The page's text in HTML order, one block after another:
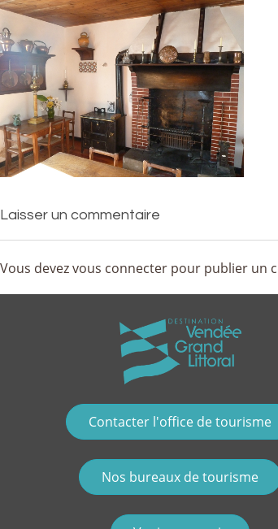
Laisser un commentaire
Vous devezvous connecter pour publier un
Contacter l'office de tourisme
Nos bureaux de tourisme